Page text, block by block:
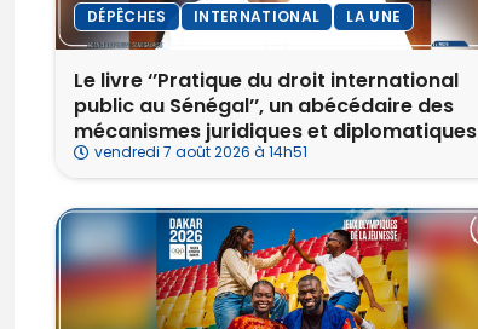
DÉPÊCHES INTERNATIONAL LA UNE
Le livre ‘’Pratique du droit international
public au Sénégal’’, un abécédaire des
mécanismes juridiques et diplomatiques
vendredi 7 août 2026 à 14h51